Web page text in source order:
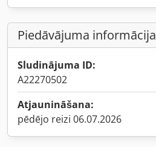
Piedāvājuma informācija
Sludinājuma ID:
A22270502
Atjaunināšana:
pēdējo reizi 06.07.2026